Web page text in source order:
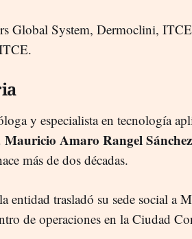
Global System, Dermoclini,
y especialista en tecnología
Mauricio Amaro Rangel Sánchez
más de dos décadas.
entidad trasladó su sede social a
de operaciones en la Ciudad